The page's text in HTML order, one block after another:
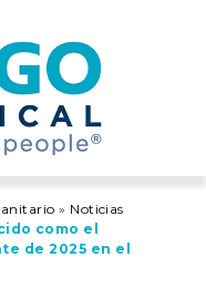
» Noticias
como el
de 2025 en el